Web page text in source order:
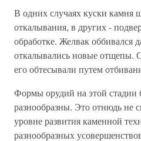
В одних случаях куски камня
откалывания, в других -
обработке. Желвак оббивался
откалывались новые отщепы.
его обтесывали путем
Формы орудий на этой стадии
разнообразны. Это отнюдь не
уровне развития каменной
разнообразных